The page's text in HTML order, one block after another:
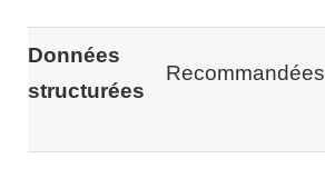
Données
structurées
Recommandées